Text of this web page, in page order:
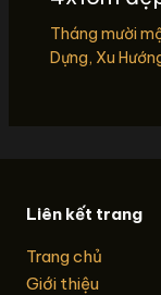
Tháng mười
Dựng, Xu
Liên kết trang
Trang chủ
Giới thiệu